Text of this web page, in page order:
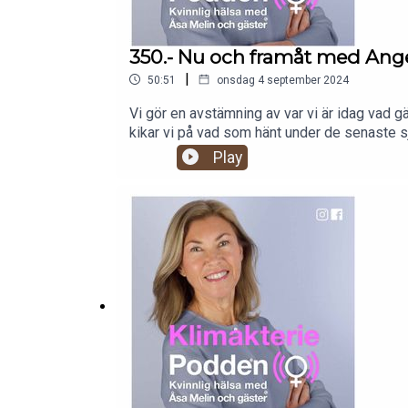
350.- Nu och framåt med
50:51 | onsdag 4 september 2024
Vi gör en avstämning av var vi är idag vad
kikar vi på vad som hänt under de
gynekolog och överläkare på Karolinska
förbättra hälsoarbetet för oss kvinnor.
finns för många exempel på fel i
kunskap på alla plan i samhället. Vi får
sexuell funktion och kunskapen kring
restnoteringar och bipacksedlar. Åsa
Play